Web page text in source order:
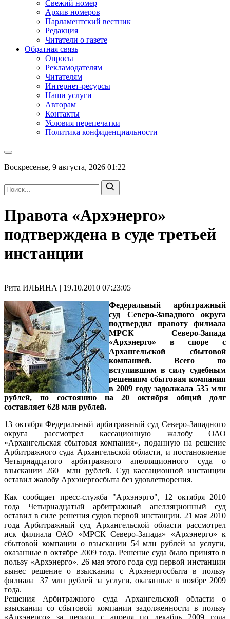
Свежий номер
Архив номеров
Парламентский вестник
Редакция
Читатели о газете
Обратная связь
Опросы
Рекламодателям
Читателям
Интернет-ресурсы
Наши услуги
Авторам
Контакты
Условия перепечатки
Политика конфиденциальности
Воскресенье, 9 августа, 2026 01:22
Правота «Архэнерго»
подтверждена в суде третьей
инстанции
Рита ИЛЬИНА | 19.10.2010 07:23:05
Федеральный арбитражный
суд Северо-Западного округа
подтвердил правоту филиала
МРСК Северо-Запада
«Архэнерго» в споре с
Архангельской сбытовой
компанией. Всего по
вступившим в силу судебным
решениям сбытовая компания
в 2009 году задолжала 535 млн
рублей, по состоянию на 20 октября общий долг
составляет 628 млн рублей.
13 октября Федеральный арбитражный суд Северо-Западного
округа рассмотрел кассационную жалобу ОАО
«Архангельская сбытовая компания», поданную на решение
Арбитражного суда Архангельской области, и постановление
Четырнадцатого арбитражного апелляционного суда о
взыскании 260 млн рублей. Суд кассационной инстанции
оставил жалобу Архэнергосбыта без удовлетворения.
Как сообщает пресс-служба "Архэнэрго", 12 октября 2010
года Четырнадцатый арбитражный апелляционный суд
оставил в силе решения судов первой инстанции. 21 мая 2010
года Арбитражный суд Архангельской области рассмотрел
иск филиала ОАО «МРСК Северо-Запада» «Архэнерго» к
сбытовой компании о взыскании 54 млн рублей за услуги,
оказанные в октябре 2009 года. Решение суда было принято в
пользу «Архэнерго». 26 мая этого года суд первой инстанции
вынес решение о взыскании с Архэнергосбыта в пользу
филиала 37 млн рублей за услуги, оказанные в ноябре 2009
года.
Решения Арбитражного суда Архангельской области о
взыскании со сбытовой компании задолженности в пользу
«Архэнерго» за период с апреля по декабрь 2009 года